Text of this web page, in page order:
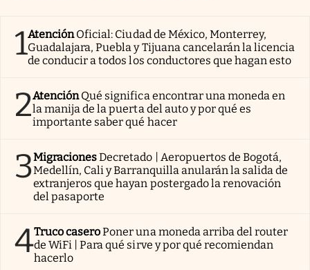
1AtenciónOficial: Ciudad de México, Monterrey,
Guadalajara, Puebla y Tijuana cancelarán la licencia
de conducir a todos los conductores que hagan esto
2AtenciónQué significa encontrar una moneda en
la manija de la puerta del auto y por qué es
importante saber qué hacer
3MigracionesDecretado | Aeropuertos de Bogotá,
Medellín, Cali y Barranquilla anularán la salida de
extranjeros que hayan postergado la renovación
del pasaporte
4Truco caseroPoner una moneda arriba del router
de WiFi | Para qué sirve y por qué recomiendan
hacerlo